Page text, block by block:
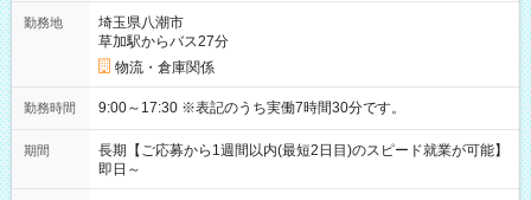
勤務地
埼玉県八潮市
草加駅からバス27分
物流・倉庫関係
勤務時間 9:00～17:30 ※表記のうち実働7時間30分です。
期間
長期【ご応募から1週間以内(最短2日目)のスピード就業が可能】
即日～